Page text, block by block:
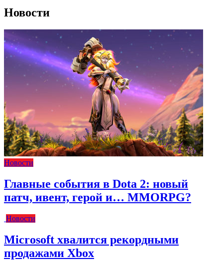
Новости
Новости
Главные события в Dota 2: новый
патч, ивент, герой и… MMORPG?
Новости
Microsoft хвалится рекордными
продажами Xbox